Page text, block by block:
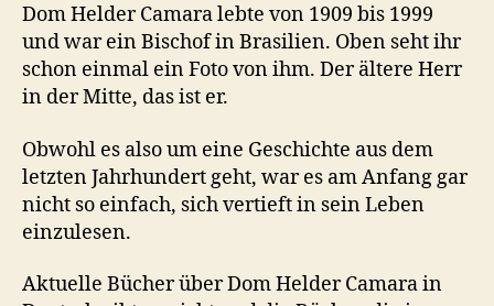
Dom Helder Camara lebte von 1909 bis 1999
und war ein Bischof in Brasilien. Oben seht ihr
schon einmal ein Foto von ihm. Der ältere Herr
in der Mitte, das ist er.
Obwohl es also um eine Geschichte aus dem
letzten Jahrhundert geht, war es am Anfang gar
nicht so einfach, sich vertieft in sein Leben
einzulesen.
Aktuelle Bücher über Dom Helder Camara in